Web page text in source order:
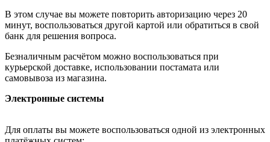
В этом случае вы можете повторить авторизацию через 20
минут, воспользоваться другой картой или обратиться в свой
банк для решения вопроса.
Безналичным расчётом можно воспользоваться при
курьерской доставке, использовании постамата или
самовывоза из магазина.
Электронные системы
Для оплаты вы можете воспользоваться одной из электронных